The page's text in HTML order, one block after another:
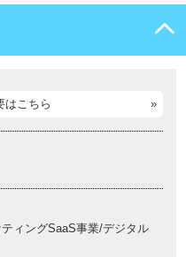
はこちら
ィングSaaS事業/デジタル